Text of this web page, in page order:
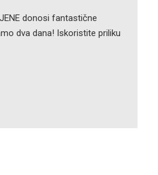
donosi fantastične
dva dana! Iskoristite priliku